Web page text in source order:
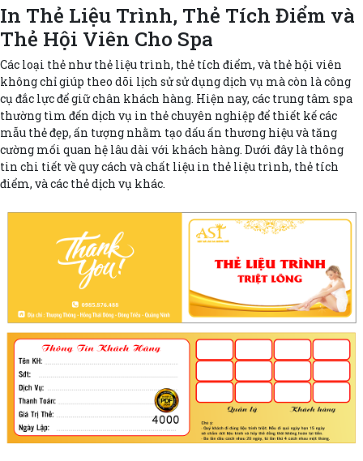
In Thẻ Liệu Trình, Thẻ Tích Điểm và
Thẻ Hội Viên Cho Spa
Các loại thẻ như thẻ liệu trình, thẻ tích điểm, và thẻ hội viên
không chỉ giúp theo dõi lịch sử sử dụng dịch vụ mà còn là công
cụ đắc lực để giữ chân khách hàng. Hiện nay, các trung tâm spa
thường tìm đến dịch vụ in thẻ chuyên nghiệp để thiết kế các
mẫu thẻ đẹp, ấn tượng nhằm tạo dấu ấn thương hiệu và tăng
cường mối quan hệ lâu dài với khách hàng. Dưới đây là thông
tin chi tiết về quy cách và chất liệu in thẻ liệu trình, thẻ tích
điểm, và các thẻ dịch vụ khác.